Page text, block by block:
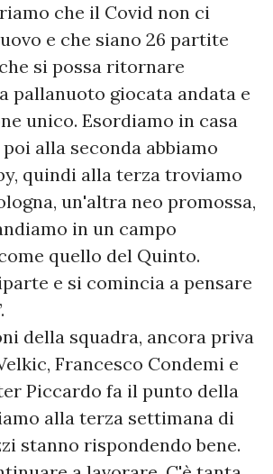
che il Covid non ci
e che siano 26 partite
si possa ritornare
pallanuoto giocata andata e
unico. Esordiamo in casa
alla seconda abbiamo
quindi alla terza troviamo
un'altra neo promossa,
in un campo
quello del Quinto.
e si comincia a pensare
della squadra, ancora priva
Francesco Condemi e
Piccardo fa il punto della
alla terza settimana di
stanno rispondendo bene.